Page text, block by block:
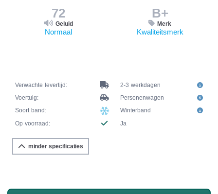
72
Geluid
Normaal
B+
Merk
Kwaliteitsmerk
Verwachte levertijd:
2-3 werkdagen
Voertuig:
Personenwagen
Soort band:
Winterband
Op voorraad:
Ja
minder specificaties